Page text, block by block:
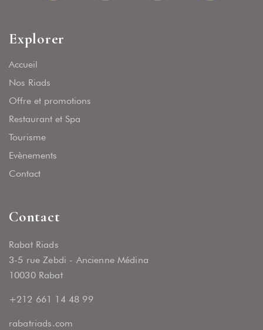
Explorer
Accueil
Nos Riads
Offre et promotions
Restaurant et Spa
Tourisme
Evènements
Contact
Contact
Rabat Riads
3-5 rue Zebdi - Ancienne Médina
10030 Rabat
+212 661 14 48 99
rabatriads.com